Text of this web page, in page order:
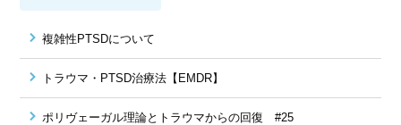
複雑性PTSDについて
トラウマ・PTSD治療法【EMDR】
ポリヴェーガル理論とトラウマからの回復 #25